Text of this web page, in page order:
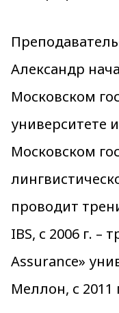
Александр
Московском
университете
Московском
проводит
IBS, с 2006 г. –
Assurance»
Меллон, с 2011